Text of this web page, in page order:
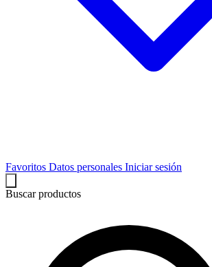
Favoritos Datos personales Iniciar sesión
Buscar productos